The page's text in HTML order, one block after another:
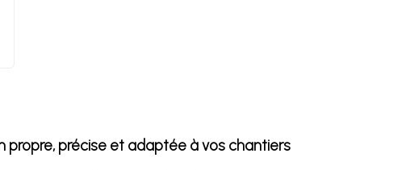
propre, précise et adaptée à vos chantiers